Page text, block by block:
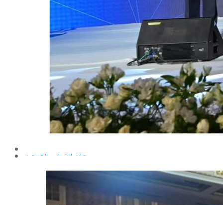
شروط قبول الطلاب الوافديين
متطلبات منح درجة الدكتوراة
إيداع الرسائل بالمكتبة المركزية
نماذج البعثات والمهمات العلمية
قواعد كتابة الرسائل العلمية
محطة التجارب و البحوث الزراعية
خدمة المجتمع وتنمية البيئة
تقرير قطاع شئون البيئة و خدمة المجتمع
عن قطاع خدمة المجتمع وتنمية البيئة
الخطة السنوية للقطاع
وحدة الأزمات والكوارث
رعاية الشباب والخريجون
رعاية الشباب
الخدمات التى تقدمها الإدارة